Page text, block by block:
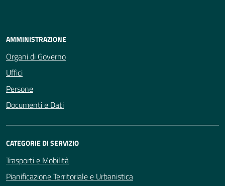
AMMINISTRAZIONE
Organi di Governo
Uffici
Persone
Documenti e Dati
CATEGORIE DI SERVIZIO
Trasporti e Mobilità
Pianificazione Territoriale e Urbanistica